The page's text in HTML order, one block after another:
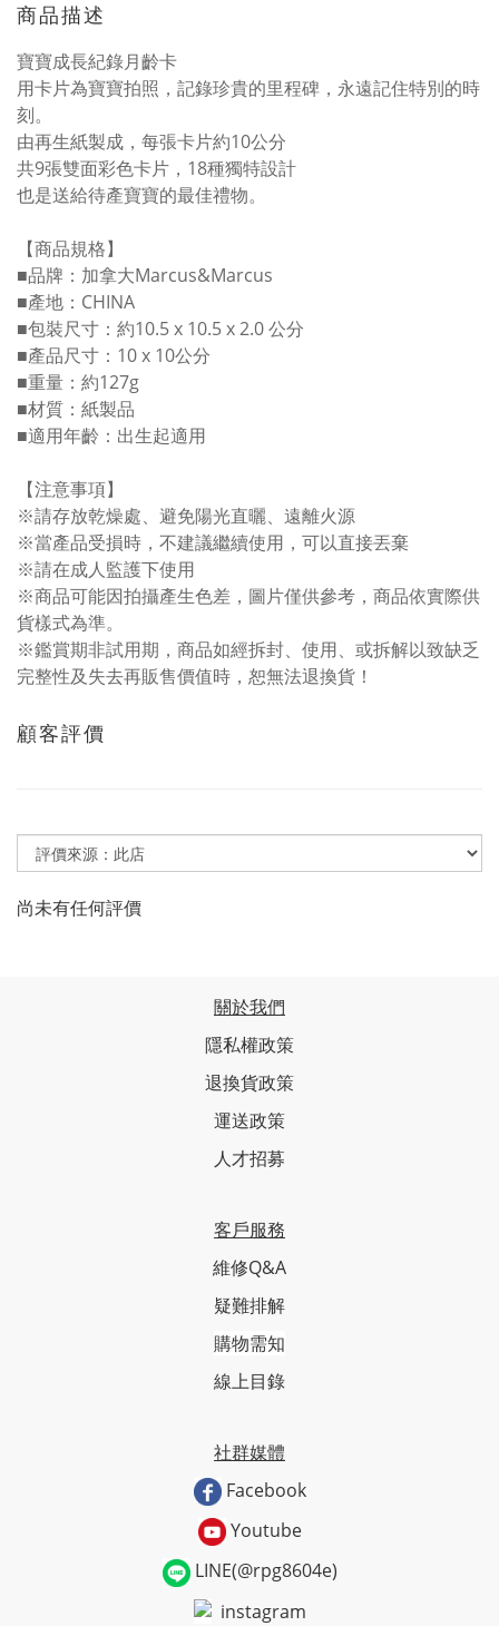
商品描述
寶寶成長紀錄月齡卡
用卡片為寶寶拍照，記錄珍貴的里程碑，永遠記住特別的時
刻。
由再生紙製成，每張卡片約10公分
共9張雙面彩色卡片，18種獨特設計
也是送給待產寶寶的最佳禮物。
【商品規格】
■品牌：加拿大Marcus&Marcus
■產地：CHINA
■包裝尺寸：約10.5 x 10.5 x 2.0 公分
■產品尺寸：10 x 10公分
■重量：約127g
■材質：紙製品
■適用年齡：出生起適用
【注意事項】
※請存放乾燥處、避免陽光直曬、遠離火源
※當產品受損時，不建議繼續使用，可以直接丟棄
※請在成人監護下使用
※商品可能因拍攝產生色差，圖片僅供參考，商品依實際供
貨樣式為準。
※鑑賞期非試用期，商品如經拆封、使用、或拆解以致缺乏
完整性及失去再販售價值時，恕無法退換貨！
顧客評價
尚未有任何評價
關於我們
隱私權政策
退換貨政策
運送政策
人才招募
客戶服務
維修Q&A
疑難排解
購物需知
線上目錄
社群媒體
Facebook
Youtube
LINE(@rpg8604e)
instagram